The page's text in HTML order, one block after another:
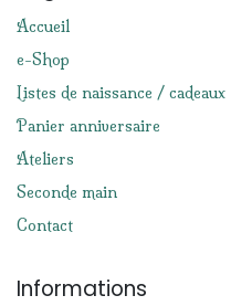
Accueil
e-Shop
Listes de naissance / cadeaux
Panier anniversaire
Ateliers
Seconde main
Contact
Informations